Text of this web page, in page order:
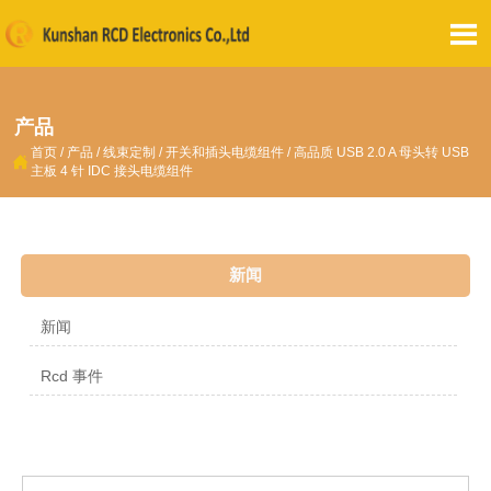

产品
 首页 / 产品 /线束定制 /开关和插头电缆组件 /高品质 USB 2.0 A 母头转 USB
主板 4 针 IDC 接头电缆组件
新闻
新闻
Rcd 事件